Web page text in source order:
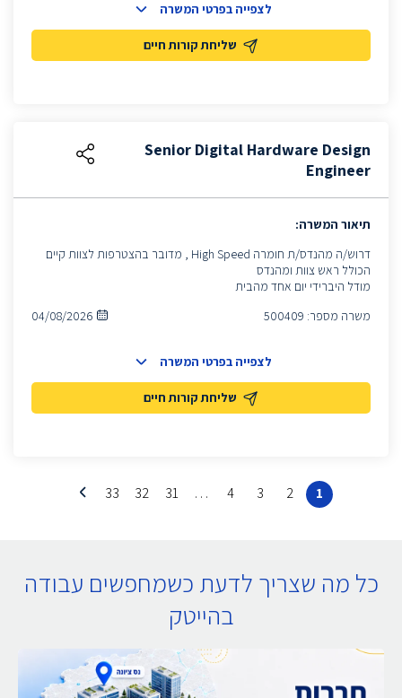
שליחת קורות חיים
לצפייה בפרטי המשרה
Senior Digital Hardware Design
Engineer
תיאור המשרה:
דרוש/ה מהנדס/ת חומרה High Speed , מדובר בהצטרפות לצוות קיים
הכולל ראש צוות ומהנדס
מודל היברידי יום אחד מהבית
משרה מספר: 500409
04/08/2026
שליחת קורות חיים
לצפייה בפרטי המשרה
1
2
3
4
…
31
32
33
כל מה שצריך לדעת כשמחפשים עבודה
בהייטק